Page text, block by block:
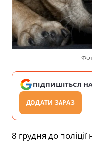
ПІДПИШІТЬСЯ НА
ДОДАТИ ЗАРАЗ
8 грудня до